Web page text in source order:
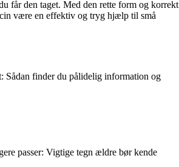
får den taget. Med den rette form og korrekt
være en effektiv og tryg hjælp til små
Sådan finder du pålidelig information og
passer: Vigtige tegn ældre bør kende